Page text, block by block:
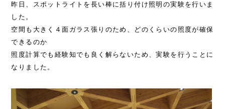
昨日、スポットライトを長い棒に括り付け照明の実験を行いま
した。
空間も大きく４面ガラス張りのため、どのくらいの照度が確保
できるのか
照度計算でも経験知でも良く解らないため、実験を行うことに
なりました。